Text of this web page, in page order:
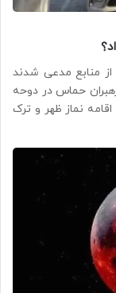
از منابع مدعی شدند
حماس در دوحه
نماز ظهر و ترک